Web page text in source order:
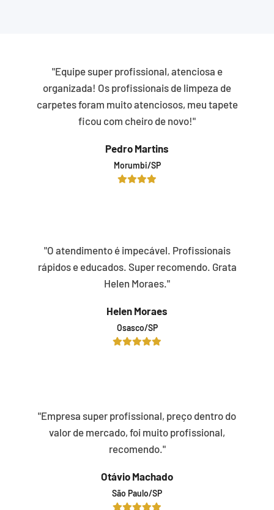
"Equipe super profissional, atenciosa e
organizada! Os profissionais de limpeza de
carpetes foram muito atenciosos, meu tapete
ficou com cheiro de novo!"
Pedro Martins
Morumbi/SP
"O atendimento é impecável. Profissionais
rápidos e educados. Super recomendo. Grata
Helen Moraes."
Helen Moraes
Osasco/SP
"Empresa super profissional, preço dentro do
valor de mercado, foi muito profissional,
recomendo."
Otávio Machado
São Paulo/SP